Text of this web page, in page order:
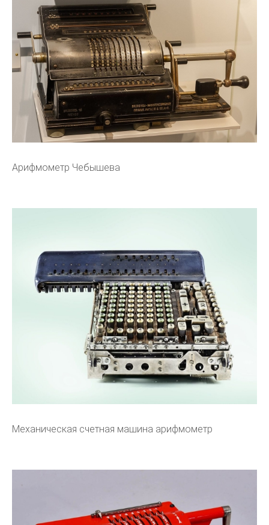
Арифмометр Чебышева
Механическая счетная машина арифмометр